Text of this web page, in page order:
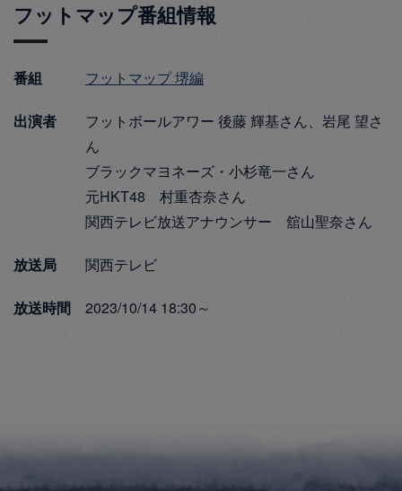
フットマップ番組情報
番組 フットマップ 堺編
出演者
フットボールアワー 後藤 輝基さん、岩尾 望さ
ん
ブラックマヨネーズ・小杉竜一さん
元HKT48 村重杏奈さん
関西テレビ放送アナウンサー 舘山聖奈さん
放送局 関西テレビ
放送時間 2023/10/14 18:30～